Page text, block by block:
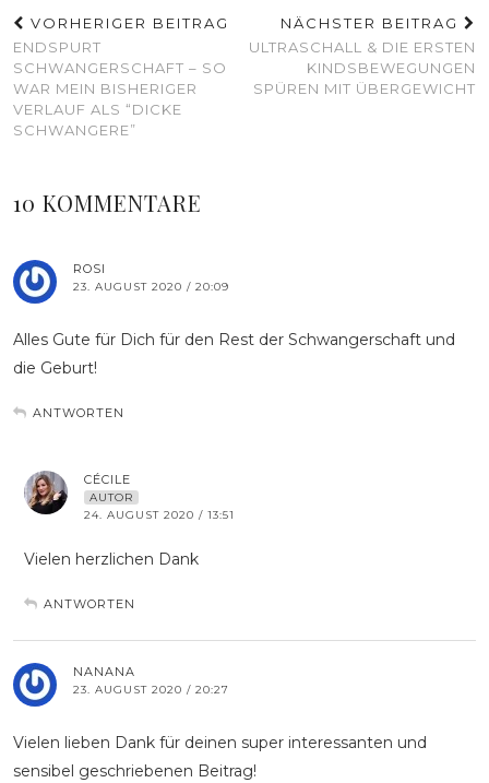
VORHERIGER BEITRAG
ENDSPURT
SCHWANGERSCHAFT – SO
WAR MEIN BISHERIGER
VERLAUF ALS “DICKE
SCHWANGERE”
NÄCHSTER BEITRAG
ULTRASCHALL & DIE ERSTEN
KINDSBEWEGUNGEN
SPÜREN MIT ÜBERGEWICHT
10 KOMMENTARE
ROSI
23. AUGUST 2020 / 20:09
Alles Gute für Dich für den Rest der Schwangerschaft und
die Geburt!
ANTWORTEN
CÉCILE
AUTOR
24. AUGUST 2020 / 13:51
Vielen herzlichen Dank
ANTWORTEN
NANANA
23. AUGUST 2020 / 20:27
Vielen lieben Dank für deinen super interessanten und
sensibel geschriebenen Beitrag!